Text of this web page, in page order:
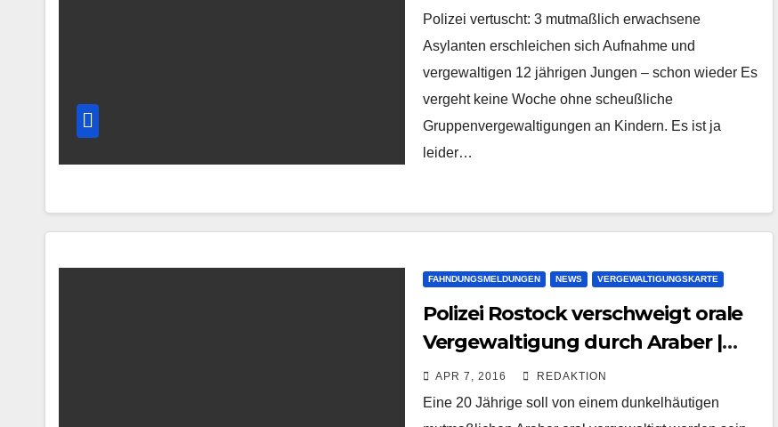
Polizei vertuscht: 3 mutmaßlich erwachsene
Asylanten erschleichen sich Aufnahme und
vergewaltigen 12 jährigen Jungen – schon wieder Es
vergeht keine Woche ohne scheußliche
Gruppenvergewaltigungen an Kindern. Es ist ja
leider…
FAHNDUNGSMELDUNGEN NEWS VERGEWALTIGUNGSKARTE
Polizei Rostock verschweigt orale
Vergewaltigung durch Araber |
Spielplatz Promenade
Warnemünde
APR 7, 2016 REDAKTION
Eine 20 Jährige soll von einem dunkelhäutigen